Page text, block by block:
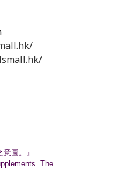
圖。』
The